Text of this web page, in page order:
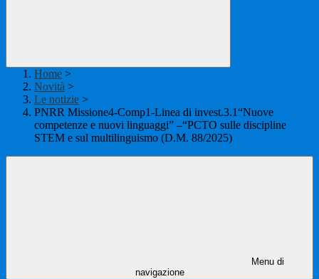
Home >
Novità >
Le notizie >
PNRR Missione4-Comp1-Linea di invest.3.1“Nuove
competenze e nuovi linguaggi” –“PCTO sulle discipline
STEM e sul multilinguismo (D.M. 88/2025)
Menu di
navigazione